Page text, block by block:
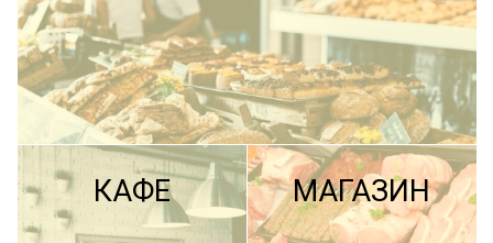
КАФЕ МАГАЗИН